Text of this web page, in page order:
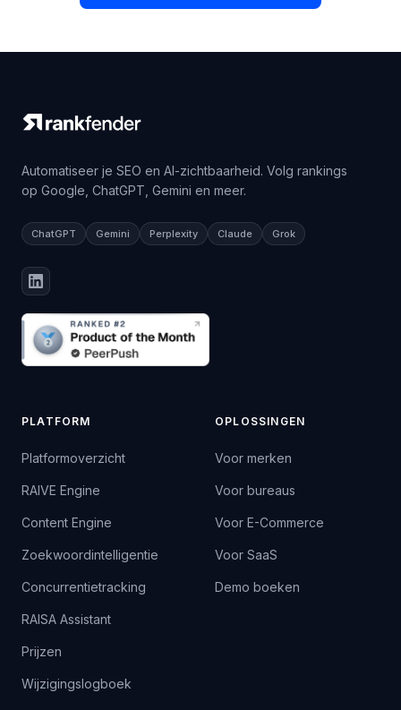
Automatiseer je SEO en AI-zichtbaarheid. Volg rankings
op Google, ChatGPT, Gemini en meer.
ChatGPT Gemini Perplexity Claude Grok
PLATFORM
Platformoverzicht
RAIVE Engine
Content Engine
Zoekwoordintelligentie
Concurrentietracking
RAISA Assistant
Prijzen
Wijzigingslogboek
OPLOSSINGEN
Voor merken
Voor bureaus
Voor E-Commerce
Voor SaaS
Demo boeken